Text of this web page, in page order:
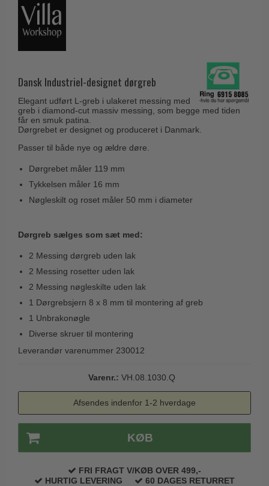
Delfin & Hvalros
Gio Ponti LAMA
Østerbro træ dørgreb
Dørgreb Buster+Punch
FSB dørgreb
Turnstyle Designs Dørgreb
Paskvilgreb - Terrasse
Trædørgreb på Langskilt
Udendørs dørgreb
Husnumre
Brevindkast
Dørhængsler
Skruer
Knager & Kroge
Hattehylder
Kahytskrog
Messing pudsemiddel
Knud Holscher dørgreb
Olivari
RDS Italienske dørgreb
Samuel Heath produkter
Sibes Metall
Søe-Jensen & Co.
Valli & Valli dørgreb
YOUNG dørgreb
Dansk Industriel-designet dørgreb
Elegant udført L-greb i ulakeret messing med
greb i diamond-cut massiv messing, som begge med tiden
får en smuk patina.
Dørgrebet er designet og produceret i Danmark.
Passer til både nye og ældre døre.
Dørgrebet måler 119 mm
Tykkelsen måler 16 mm
Nøgleskilt og roset måler 50 mm i diameter
Dørgreb sælges som sæt med:
2 Messing dørgreb uden lak
2 Messing rosetter uden lak
2 Messing nøgleskilte uden lak
1 Dørgrebsjern 8 x 8 mm til montering af greb
1 Unbrakonøgle
Diverse skruer til montering
Leverandør varenummer 230012
Varenr.: VH.08.1030.Q
Afsendes indenfor 1-2 hverdage
KØB
FRI FRAGT V/KØB OVER 499,-
HURTIG LEVERING
60 DAGES RETURRET